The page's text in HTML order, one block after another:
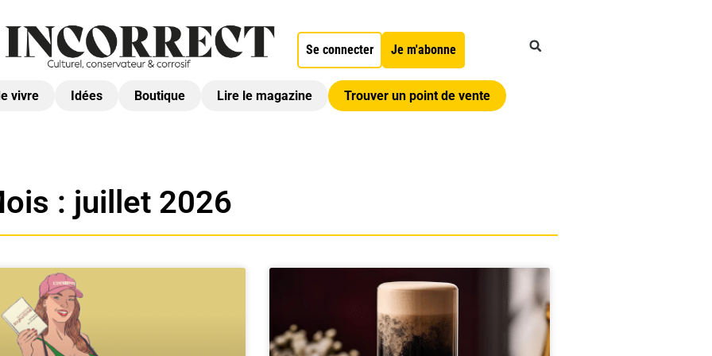
Se connecter Je m'abonne
vivre Idées Boutique Lire le magazine Trouver un point de vente
: juillet 2026